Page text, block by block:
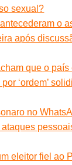
sexual?
o
após
que o país
‘ordem’
no
eleitor fiel ao